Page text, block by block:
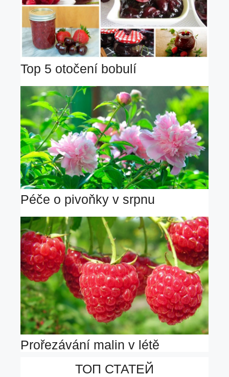
Top 5 otočení bobulí
Péče o pivoňky v srpnu
Prořezávání malin v létě
ТОП СТАТЕЙ